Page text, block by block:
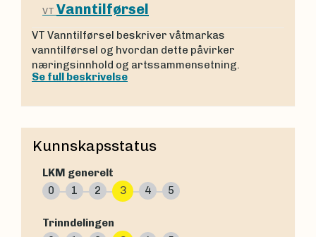
VT Vanntilførsel
VT Vanntilførsel beskriver våtmarkas
vanntilførsel og hvordan dette påvirker
næringsinnhold og artssammensetning.
Se full beskrivelse
Kunnskapsstatus
LKM generelt
0
1 2 3 4 5
Trinndelingen